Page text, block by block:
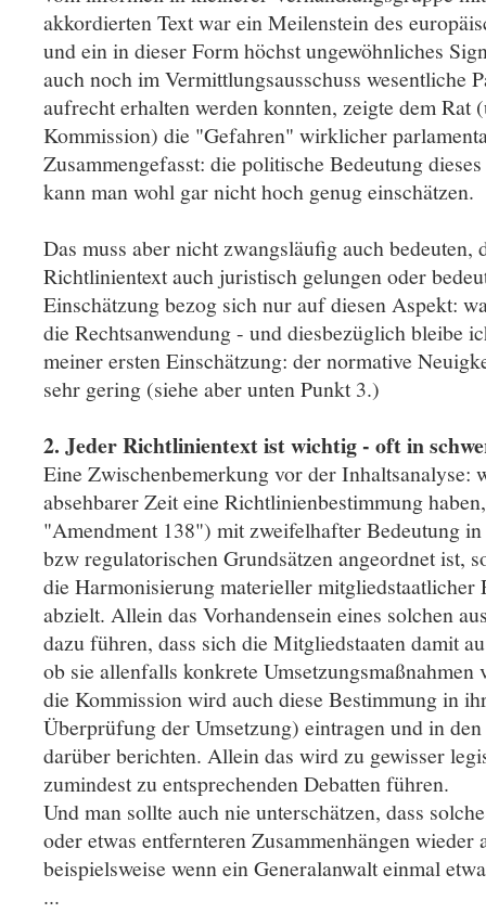
akkordierten Text war ein Meilenstein des
und ein in dieser Form höchst ungewöhnliches
auch noch im Vermittlungsausschuss wesentliche
aufrecht erhalten werden konnten, zeigte dem Rat
Kommission) die "Gefahren" wirklicher
Zusammengefasst: die politische Bedeutung
kann man wohl gar nicht hoch genug einschätzen.
Das muss aber nicht zwangsläufig auch bedeuten,
Richtlinientext auch juristisch gelungen oder
Einschätzung bezog sich nur auf diesen Aspekt:
die Rechtsanwendung - und diesbezüglich bleibe
meiner ersten Einschätzung: der normative
sehr gering (siehe aber unten Punkt 3.)
2. Jeder Richtlinientext ist wichtig - oft in
Eine Zwischenbemerkung vor der Inhaltsanalyse:
absehbarer Zeit eine Richtlinienbestimmung
"Amendment 138") mit zweifelhafter Bedeutung
bzw regulatorischen Grundsätzen angeordnet ist,
die Harmonisierung materieller mitgliedstaatlicher
abzielt. Allein das Vorhandensein eines solchen
dazu führen, dass sich die Mitgliedstaaten damit
ob sie allenfalls konkrete Umsetzungsmaßnahmen
die Kommission wird auch diese Bestimmung in
Überprüfung der Umsetzung) eintragen und in
darüber berichten. Allein das wird zu gewisser
zumindest zu entsprechenden Debatten führen.
Und man sollte auch nie unterschätzen, dass
oder etwas entfernteren Zusammenhängen wieder
beispielsweise wenn ein Generalanwalt einmal
...